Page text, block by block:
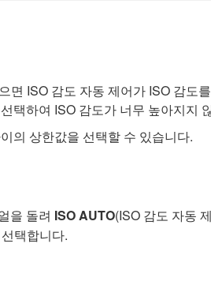
면 ISO 감도 자동 제어가 ISO 감도
택하여 ISO 감도가 너무 높아지지
의 상한값을 선택할 수 있습니다.
을 돌려 ISO AUTO(ISO 감도 자동
택합니다.